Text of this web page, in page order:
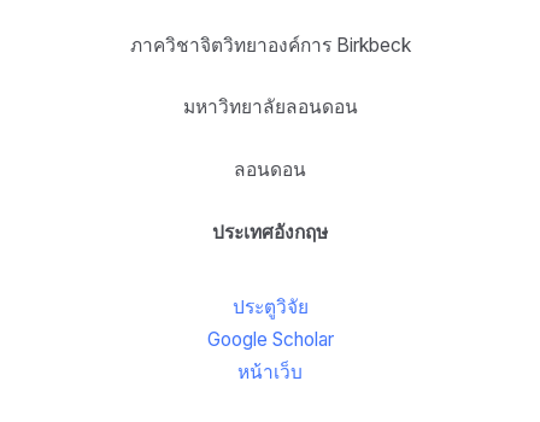
ภาควิชาจิตวิทยาองค์การ Birkbeck
มหาวิทยาลัยลอนดอน
ลอนดอน
ประเทศอังกฤษ
ประตูวิจัย
Google Scholar
หน้าเว็บ